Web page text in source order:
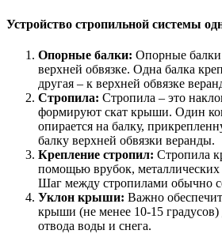
Устройство стропильной системы
Опорные балки: Опорные балки
верхней обвязке. Одна балка
другая – к верхней обвязке
Стропила: Стропила – это
формируют скат крыши. Один
опирается на балку,
балку верхней обвязки веранды.
Крепление стропил: Стропила
помощью врубок, металлических
Шаг между стропилами обычно
Уклон крыши: Важно
крыши (не менее 10-15
отвода воды и снега.